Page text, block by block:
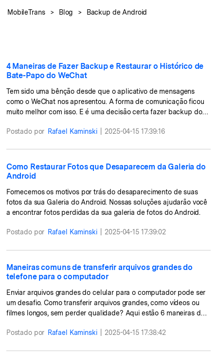
Fazer backup de até 18 tipos de dados e dados do
Recuperar visulização única de WhatsApp
Recupere todas as mídias de visulização única do
WhatsApp — fotos, vídeos e mensagens de voz.
App
Transferir dados do WhatsApp e WhatsApp
Business sem redefinição de fábrica.
MobileTrans App
WhatsApp e arquivos entre dispositivos.
O WeLastseen mantém seu WhatsApp conectado
e informado.
MobileTrans > Blog > Backup de Android
4 Maneiras de Fazer Backup e Restaurar o Histórico de
Bate-Papo do WeChat
Tem sido uma bênção desde que o aplicativo de mensagens
como o WeChat nos apresentou. A forma de comunicação ficou
muito melhor com isso. E é uma decisão certa fazer backup do
Postado por Rafael Kaminski 2025-04-15 17:39:16
Como Restaurar Fotos que Desaparecem da Galeria do
Android
Fornecemos os motivos por trás do desaparecimento de suas
fotos da sua Galeria do Android. Nossas soluções ajudarão você
a encontrar fotos perdidas da sua galeria de fotos do Android.
Postado por Rafael Kaminski 2025-04-15 17:39:02
Maneiras comuns de transferir arquivos grandes do
telefone para o computador
Enviar arquivos grandes do celular para o computador pode ser
um desafio. Como transferir arquivos grandes, como vídeos ou
filmes longos, sem perder qualidade? Aqui estão 6 maneiras de
leitura e descubra mais!
Postado por Rafael Kaminski 2025-04-15 17:38:42